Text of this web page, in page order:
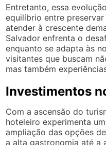
Entretanto, essa
equilíbrio entre
atender à crescente
Salvador enfrenta o
enquanto se adapta às
visitantes que buscam
mas também
Investimentos
Com a ascensão do
hoteleiro experimenta
ampliação das opções
a alta gastronomia até a